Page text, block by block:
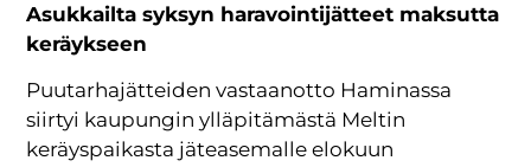
Asukkailta syksyn haravointijätteet maksutta
keräykseen
Puutarhajätteiden vastaanotto Haminassa
siirtyi kaupungin ylläpitämästä Meltin
keräyspaikasta jäteasemalle elokuun